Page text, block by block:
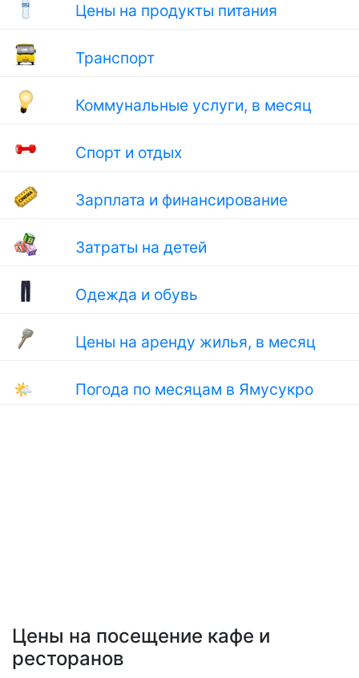
Цены на продукты питания
Транспорт
Коммунальные услуги, в месяц
Спорт и отдых
Зарплата и финансирование
Затраты на детей
Одежда и обувь
Цены на аренду жилья, в месяц
🌤 Погода по месяцам в Ямусукро
Цены на посещение кафе и
ресторанов